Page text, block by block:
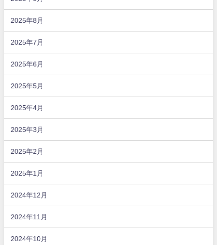
2025年8月
2025年7月
2025年6月
2025年5月
2025年4月
2025年3月
2025年2月
2025年1月
2024年12月
2024年11月
2024年10月